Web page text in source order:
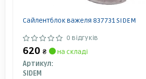
Сайлентблок важеля 837731 SIDEM
0 відгуків
620 ₴
на складі
Артикул:
SIDEM